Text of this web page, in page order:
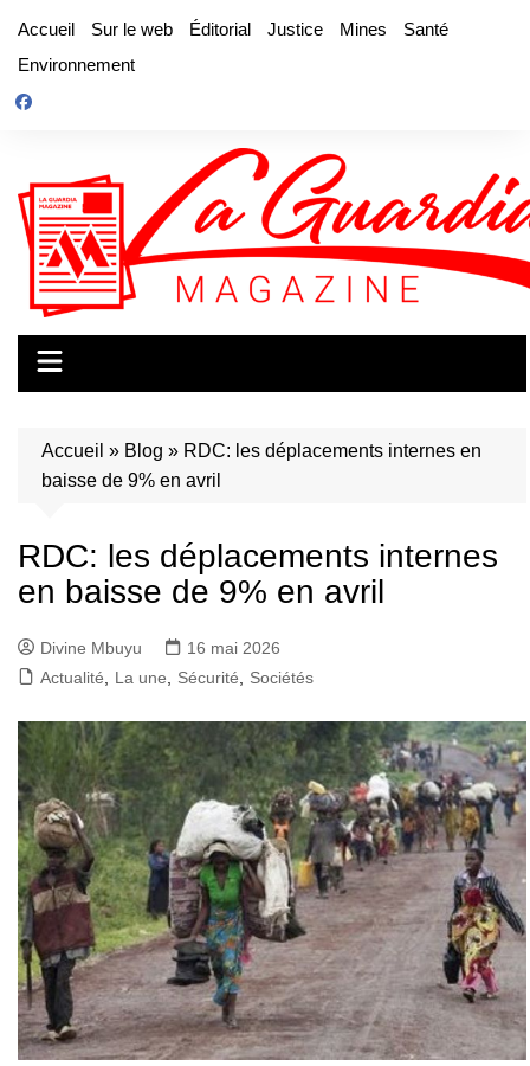
contenu
Accueil Sur le web Éditorial Justice Mines
Santé
Environnement
Accueil » Blog » RDC: les déplacements internes en
baisse de 9% en avril
RDC: les déplacements internes
en baisse de 9% en avril
Divine Mbuyu
16 mai 2026
Actualité
La une Sécurité Sociétés